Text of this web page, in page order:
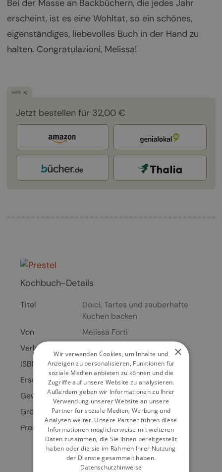
Bei der Masse an Backbüchern, die jedes Jahr
erscheint, ist es eine Wohltat, so ein schönes,
eigenständiges, liebevolles Buch in der Hand zu
halten. Congratulazioni, Melissa!
werbung
Jetzt bestellen für 32,00 €
Kochbuch-Details
Titel
Dolci, Tartes und zauberhafte
Kuchen backen
Von
Melissa Forti
Verlag
ISBN
978-3-79-138382-8
Erschienen
21.08.2017
Gewicht
1021 g
Größe
189 x 251 mm
Preis
32,00€
×
Wir verwenden Cookies, um Inhalte und
Anzeigen zu personalisieren, Funktionen für
soziale Medien anbieten zu können und die
Zugriffe auf unsere Website zu analysieren.
Außerdem geben wir Informationen zu Ihrer
Verwendung unserer Website an unsere
Partner für soziale Medien, Werbung und
Analysen weiter. Unsere Partner führen diese
Informationen möglicherweise mit weiteren
Daten zusammen, die Sie ihnen bereitgestellt
haben oder die sie im Rahmen Ihrer Nutzung
der Dienste gesammelt haben.
Datenschutzhinweise